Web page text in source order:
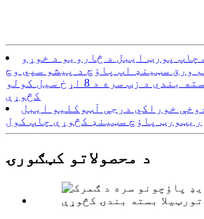
چاپ پورټ ایبل د څارویو د خوړو
ورق سټینډ اپ پاؤچ د پیشو سپي وچ
شوي خواړه بسته بندي د زپ سره د 8 اړخ سیل کولو
کڅوړې
خوراکي درجې آټوکلیو ایبل
ریټورټ پاؤچ سټینډ کڅوړې چاپ کول
د محصولاتو کټګورۍ